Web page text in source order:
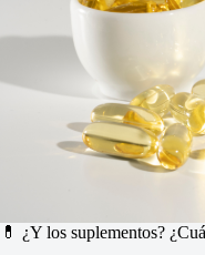
💊 ¿Y los suplementos?